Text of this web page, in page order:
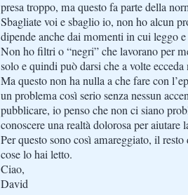
presa troppo, ma questo fa parte della
Sbagliate voi e sbaglio io, non ho alcun
dipende anche dai momenti in cui leggo
Non ho filtri o “negri” che lavorano per
solo e quindi può darsi che a volte
Ma questo non ha nulla a che fare con
un problema così serio senza nessun
pubblicare, io penso che non ci siano
conoscere una realtà dolorosa per aiutare
Per questo sono così amareggiato, il
cose lo hai letto.
Ciao,
David